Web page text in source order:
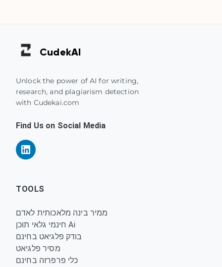
CudekAI
Unlock the power of AI for writing,
research, and plagiarism detection
with Cudekai.com
Find Us on Social Media
TOOLS
ממיר בינה מלאכותית לאדם
חינמי גלאי תוכן Ai
בודק פלגיאט בחינם
מסיר פלגיאט
כלי פרפרזה בחינם